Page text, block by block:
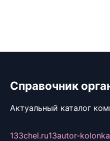
Справочник
Актуальный каталог
133chel.ru13autor-